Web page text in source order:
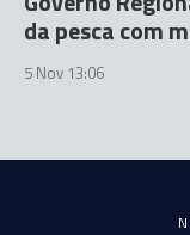
da pesca com
5 Nov 13:06